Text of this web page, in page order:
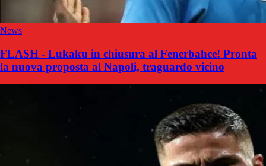
News
FLASH - Lukaku in chiusura al Fenerbahce! Pronta
la nuova proposta al Napoli, traguardo vicino